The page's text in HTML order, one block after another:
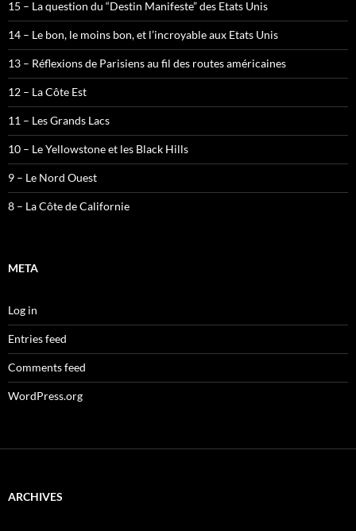
15 – La question du “Destin Manifeste” des Etats Unis
14 – Le bon, le moins bon, et l’incroyable aux Etats Unis
13 – Réflexions de Parisiens au fil des routes américaines
12 – La Côte Est
11 – Les Grands Lacs
10 – Le Yellowstone et les Black Hills
9 – Le Nord Ouest
8 – La Côte de Californie
META
Log in
Entries feed
Comments feed
WordPress.org
ARCHIVES